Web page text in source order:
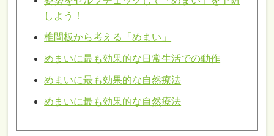
しよう！
椎間板から考える「めまい」
めまいに最も効果的な日常生活での動作
めまいに最も効果的な自然療法
めまいに最も効果的な自然療法